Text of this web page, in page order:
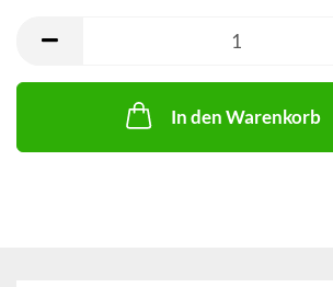
In den Warenkorb